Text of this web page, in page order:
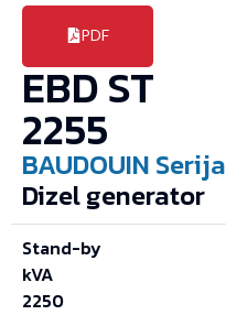
PDF
EBD ST
2255
BAUDOUIN Serija
Dizel generator
Stand-by
kVA
2250